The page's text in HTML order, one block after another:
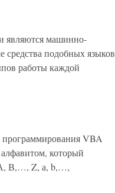
являются машинно-
подобных языков
работы каждой
VBA
который
В,…, Z, а, b,…,